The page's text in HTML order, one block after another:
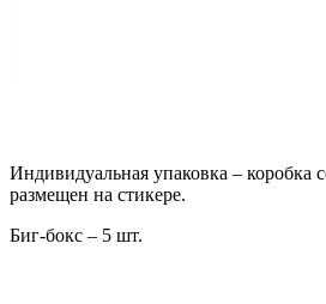
Индивидуальная упаковка – коробка
размещен на стикере.
Биг-бокс – 5 шт.